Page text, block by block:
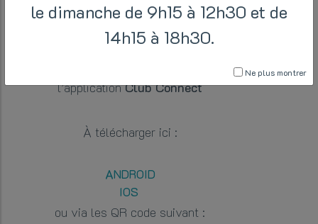
Vous pouvez désormais réserver vos
d’aquagym ,d’aquacyclinget
l’applicationClub Connect
À télécharger ici :
ANDROID
IOS
ou via les QR code suivant :
le dimanche de 9h15 à 12h30 et de
14h15 à 18h30.
Ne plus montrer